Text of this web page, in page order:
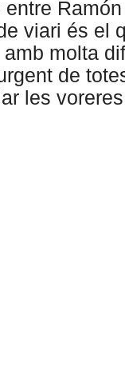
entre
viari és el
molta
de
les